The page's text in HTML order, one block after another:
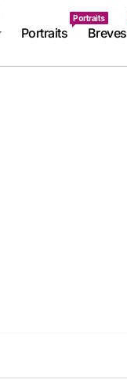
Portraits
Portraits
Breves